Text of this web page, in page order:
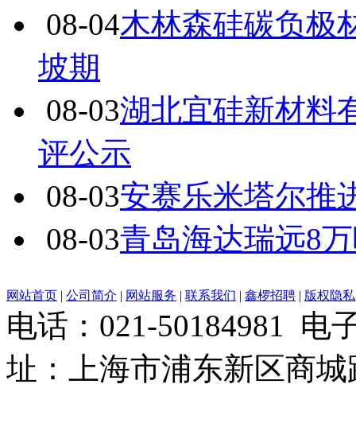
08-04木林森硅碳负极
坡期
08-03湖北宜硅新材料
评公示
08-03安赛乐米塔尔推
08-03青岛海达瑞远8
网站首页 | 公司简介 | 网站服务 | 联系我们 | 鑫椤招聘 | 版权隐私
电话：021-50184981 电
址：上海市浦东新区商